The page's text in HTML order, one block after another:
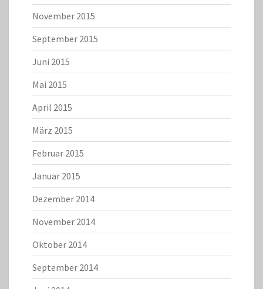
November 2015
September 2015
Juni 2015
Mai 2015
April 2015
März 2015
Februar 2015
Januar 2015
Dezember 2014
November 2014
Oktober 2014
September 2014